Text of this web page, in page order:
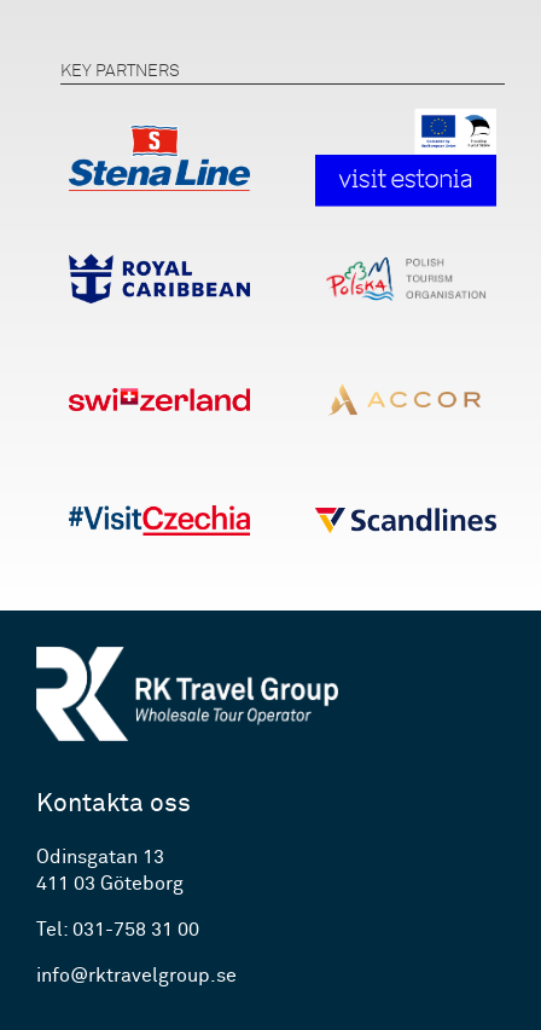
KEY PARTNERS
Kontakta oss
Odinsgatan 13
411 03 Göteborg
Tel: 031-758 31 00
info@rktravelgroup.se